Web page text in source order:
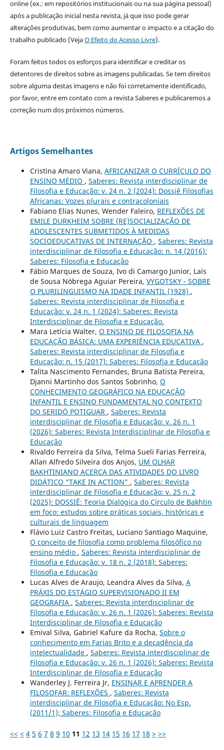
online (ex.: em repositórios institucionais ou na sua página pessoal)
após a publicação inicial nesta revista, já que isso pode gerar
alterações produtivas, bem como aumentar o impacto e a citação do
trabalho publicado (VejaO Efeito do Acesso Livre).
Foram feitos todos os esforços para identificar e creditar os
detentores de direitos sobre as imagens publicadas. Se tem direitos
sobre alguma destas imagens e não foi corretamente identificado,
por favor, entre em contato com a revista Saberes e publicaremos a
correção num dos próximos números.
Artigos Semelhantes
Cristina Amaro Viana, AFRICANIZAR O CURRÍCULO DO
ENSINO MÉDIO , Saberes: Revista interdisciplinar de
Filosofia e Educação: v. 24 n. 2 (2024): Dossiê Filosofias
Africanas: Vozes plurais e contracoloniais
Fabiano Elias Nunes, Wender Faleiro, REFLEXÕES DE
EMILE DURKHEIM SOBRE (RE)SOCIALIZAÇÃO DE
ADOLESCENTES SUBMETIDOS À MEDIDAS
SOCIOEDUCATIVAS DE INTERNAÇÃO , Saberes: Revista
interdisciplinar de Filosofia e Educação: n. 14 (2016):
Saberes: Filosofia e Educação
Fábio Marques de Souza, Ivo di Camargo Junior, Laís
de Sousa Nóbrega Aguiar Pereira, VYGOTSKY - SOBRE
O PLURILINGUISMO NA IDADE INFANTIL (1928) ,
Saberes: Revista interdisciplinar de Filosofia e
Educação: v. 24 n. 1 (2024): Saberes: Revista
Interdisciplinar de Filosofia e Educação.
Mara Letícia Walter, O ENSINO DE FILOSOFIA NA
EDUCAÇÃO BÁSICA: UMA EXPERIÊNCIA EDUCATIVA ,
Saberes: Revista interdisciplinar de Filosofia e
Educação: n. 15 (2017): Saberes: Filosofia e Educação
Talita Nascimento Fernandes, Bruna Batista Pereira,
Djanni Martinho dos Santos Sobrinho, O
CONHECIMENTO GEOGRÁFICO NA EDUCAÇÃO
INFANTIL E ENSINO FUNDAMENTAL NO CONTEXTO
DO SERIDÓ POTIGUAR , Saberes: Revista
interdisciplinar de Filosofia e Educação: v. 26 n. 1
(2026): Saberes: Revista Interdisciplinar de Filosofia e
Educação
Rivaldo Ferreira da Silva, Telma Sueli Farias Ferreira,
Allan Alfredo Silveira dos Anjos, UM OLHAR
BAKHTINIANO ACERCA DAS ATIVIDADES DO LIVRO
DIDÁTICO “TAKE IN ACTION” , Saberes: Revista
interdisciplinar de Filosofia e Educação: v. 25 n. 2
(2025): DOSSIÊ: Teoria Dialógica do Círculo de Bakhtin
em foco: estudos sobre práticas sociais, históricas e
culturais de linguagem
Flávio Luiz Castro Freitas, Luciano Santiago Maquine,
O conceito de filosofia como problema filosófico no
ensino médio , Saberes: Revista interdisciplinar de
Filosofia e Educação: v. 18 n. 2 (2018): Saberes:
Filosofia e Educação
Lucas Alves de Araujo, Leandra Alves da Silva, A
PRÁXIS DO ESTÁGIO SUPERVISIONADO II EM
GEOGRAFIA , Saberes: Revista interdisciplinar de
Filosofia e Educação: v. 26 n. 1 (2026): Saberes: Revista
Interdisciplinar de Filosofia e Educação
Emival Silva, Gabriel Kafure da Rocha, Sobre o
conhecimento em Farias Brito e a decadência da
intelectualidade , Saberes: Revista interdisciplinar de
Filosofia e Educação: v. 26 n. 1 (2026): Saberes: Revista
Interdisciplinar de Filosofia e Educação
Wanderley J. Ferreira Jr, ENSINAR E APRENDER A
FILOSOFAR: REFLEXÕES , Saberes: Revista
interdisciplinar de Filosofia e Educação: No Esp.
(2011/1); Saberes: Filosofia e Educação
<< < 4 5 6 7 8 9 10 11 12 13 14 15 16 17 18 > >>